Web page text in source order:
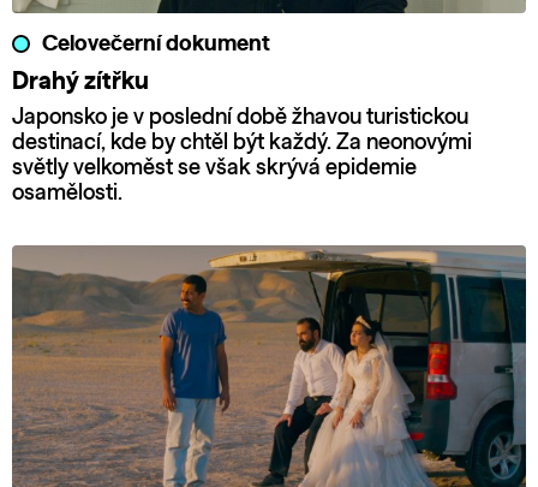
Celovečerní dokument
Drahý zítřku
Japonsko je v poslední době žhavou turistickou
destinací, kde by chtěl být každý. Za neonovými
světly velkoměst se však skrývá epidemie
osamělosti.